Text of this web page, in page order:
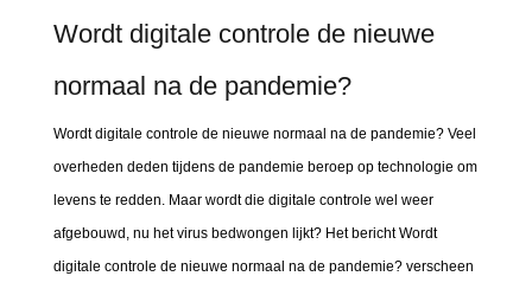
Wordt digitale controle de nieuwe
normaal na de pandemie?
Wordt digitale controle de nieuwe normaal na de pandemie? Veel
overheden deden tijdens de pandemie beroep op technologie om
levens te redden. Maar wordt die digitale controle wel weer
afgebouwd, nu het virus bedwongen lijkt? Het bericht Wordt
digitale controle de nieuwe normaal na de pandemie? verscheen